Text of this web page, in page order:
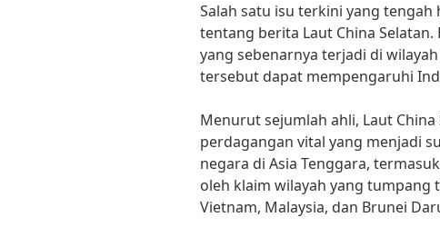
Salah satu isu terkini yang
tentang berita Laut China
yang sebenarnya terjadi di
tersebut dapat mempengaruhi
Menurut sejumlah ahli, Laut
perdagangan vital yang menjadi
negara di Asia Tenggara,
oleh klaim wilayah yang tumpang
Vietnam, Malaysia, dan Brunei